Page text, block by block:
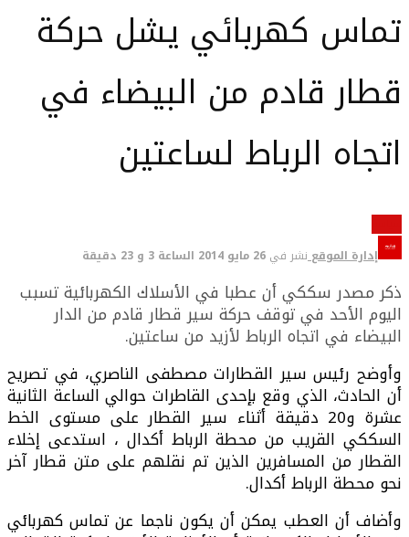
تماس كهربائي يشل حركة
قطار قادم من البيضاء في
اتجاه الرباط لساعتين
إدارة الموقعنشر في 26 مايو 2014 الساعة 3 و 23 دقيقة
ذكر مصدر سككي أن عطبا في الأسلاك الكهربائية تسبب
اليوم الأحد في توقف حركة سير قطار قادم من الدار
البيضاء في اتجاه الرباط لأزيد من ساعتين.
وأوضح رئيس سير القطارات مصطفى الناصري، في تصريح
أن الحادث، الذي وقع بإحدى القاطرات حوالي الساعة الثانية
عشرة و20 دقيقة أثناء سير القطار على مستوى الخط
السككي القريب من محطة الرباط أكدال ، استدعى إخلاء
القطار من المسافرين الذين تم نقلهم على متن قطار آخر
نحو محطة الرباط أكدال.
وأضاف أن العطب يمكن أن يكون ناجما عن تماس كهربائي